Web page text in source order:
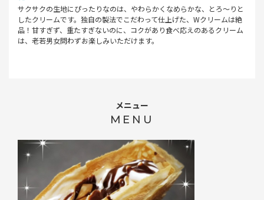
サクサクの生地にぴったりなのは、やわらかくなめらかな、とろ～りと
したクリームです。独自の製法でこだわって仕上げた、Wクリームは絶
品！甘すぎず、重たすぎないのに、コクがあり食べ応えのあるクリーム
は、老若男女問わずお楽しみいただけます。
メニュー
MENU